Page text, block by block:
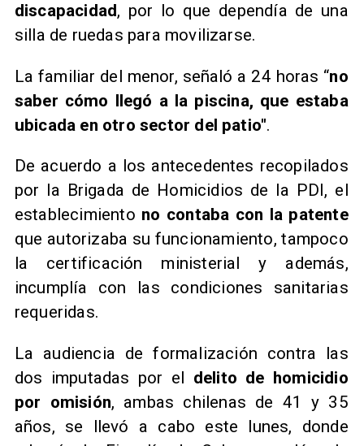
discapacidad, por lo que dependía de una
silla de ruedas para movilizarse.
La familiar del menor, señaló a 24 horas “no
saber cómo llegó a la piscina, que estaba
ubicada en otro sector del patio".
​De acuerdo a los antecedentes recopilados
por la Brigada de Homicidios de la PDI, el
establecimiento no contaba con la patente
que autorizaba su funcionamiento, tampoco
la certificación ministerial y además,
incumplía con las condiciones sanitarias
requeridas.
La audiencia de formalización contra las
dos imputadas por el delito de homicidio
por omisión, ambas chilenas de 41 y 35
años, se llevó a cabo este lunes, donde